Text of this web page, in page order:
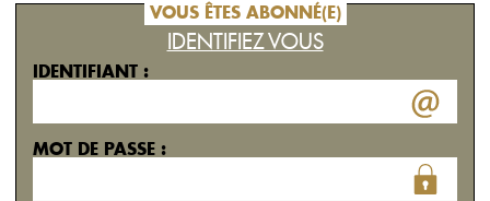
VOUS ÊTES ABONNÉ(E)
IDENTIFIEZ VOUS
IDENTIFIANT :
MOT DE PASSE :